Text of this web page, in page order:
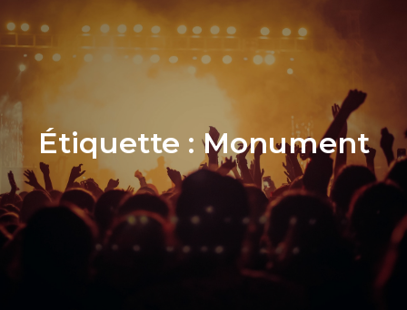
Étiquette :Monument